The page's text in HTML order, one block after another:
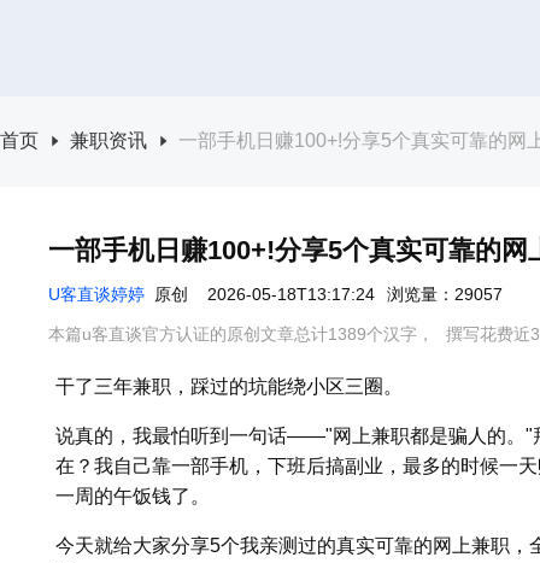
首页 兼职资讯 一部手机日赚100+!分享5个真实可靠的网
一部手机日赚100+!分享5个真实可靠的网
U客直谈婷婷 原创 2026-05-18T13:17:24 浏览量：29057
本篇u客直谈官方认证的原创文章总计1389个汉字， 撰写花费近
干了三年兼职，踩过的坑能绕小区三圈。
说真的，我最怕听到一句话——"网上兼职都是骗人的。"
在？我自己靠一部手机，下班后搞副业，最多的时候一
一周的午饭钱了。
今天就给大家分享5个我亲测过的真实可靠的网上兼职